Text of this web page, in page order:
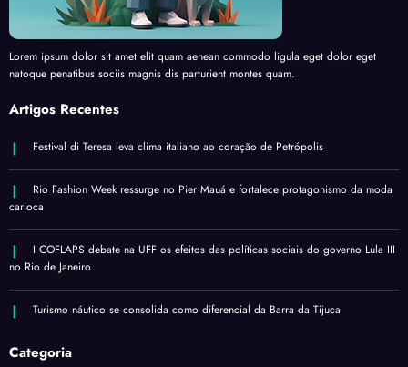
Lorem ipsum dolor sit amet elit quam aenean commodo ligula eget dolor eget
natoque penatibus sociis magnis dis parturient montes quam.
Artigos Recentes
Festival di Teresa leva clima italiano ao coração de Petrópolis
Rio Fashion Week ressurge no Pier Mauá e fortalece protagonismo da moda
carioca
I COFLAPS debate na UFF os efeitos das políticas sociais do governo Lula III
no Rio de Janeiro
Turismo náutico se consolida como diferencial da Barra da Tijuca
Categoria